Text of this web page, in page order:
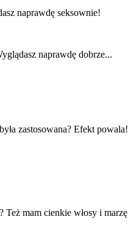
naprawdę seksownie!
naprawdę dobrze...
zastosowana? Efekt powala!
Też mam cienkie włosy i marzę